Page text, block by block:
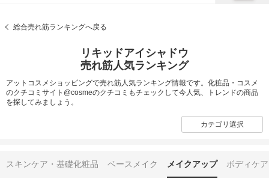
総合売れ筋ランキングへ戻る
リキッドアイシャドウ
売れ筋人気ランキング
アットコスメショッピングで売れ筋人気ランキング情報です。化粧品・コスメ
のクチコミサイト@cosmeのクチコミもチェックして今人気、トレンドの商品
を探してみましょう。
カテゴリ選択
スキンケア・基礎化粧品 ベースメイク メイクアップ ボディケア